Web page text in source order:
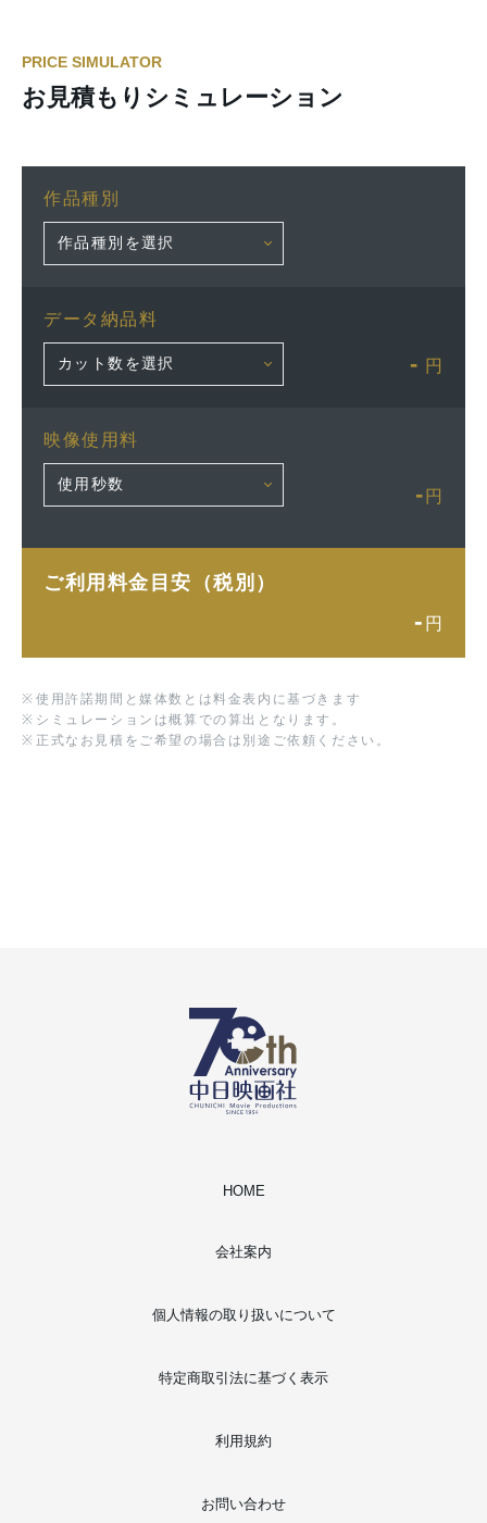
PRICE SIMULATOR
お見積もりシミュレーション
作品種別
データ納品料
- 円
映像使用料
- 円
ご利用料金目安（税別）
- 円
※ 使用許諾期間と媒体数とは料金表内に基づきます
※ シミュレーションは概算での算出となります。
※ 正式なお見積をご希望の場合は別途ご依頼ください。
HOME
会社案内
個人情報の取り扱いについて
特定商取引法に基づく表示
利用規約
お問い合わせ